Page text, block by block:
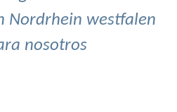
Nordrhein westfalen
nosotros